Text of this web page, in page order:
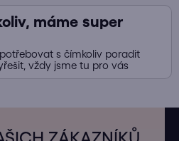
máme super
s čímkoliv poradit
vždy jsme tu pro vás